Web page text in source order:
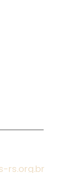
rs.org.br